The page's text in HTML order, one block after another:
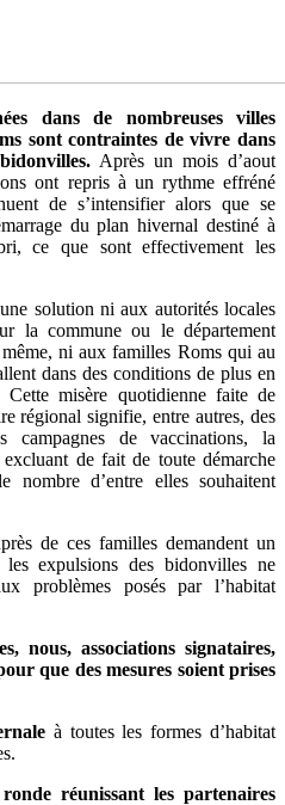
dans de nombreuses villes
sont contraintes de vivre dans
Après un mois d’aout
ont repris à un rythme effréné
de s’intensifier alors que se
du plan hivernal destiné à
ce que sont effectivement les
solution ni aux autorités locales
la commune ou le département
ni aux familles Roms qui au
dans des conditions de plus en
Cette misère quotidienne faite de
régional signifie, entre autres, des
campagnes de vaccinations, la
de fait de toute démarche
nombre d’entre elles souhaitent
de ces familles demandent un
expulsions des bidonvilles ne
problèmes posés par l’habitat
nous, associations signataires,
que des mesures soient prises
à toutes les formes d’habitat
réunissant les partenaires